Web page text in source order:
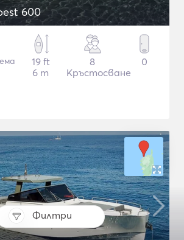
Филтри
600
19 ft
6 m
8
Кръстосване
0